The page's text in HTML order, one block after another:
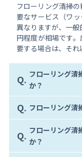
フローリング清掃
要なサービス（ワ
異なりますが、一
円程度が相場です
要する場合は、それ
Q. フローリング清
か？
Q. フローリング清
Q. フローリング清
か？